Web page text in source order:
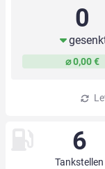
0
⌀ 0,00 €
6
Tankstellen